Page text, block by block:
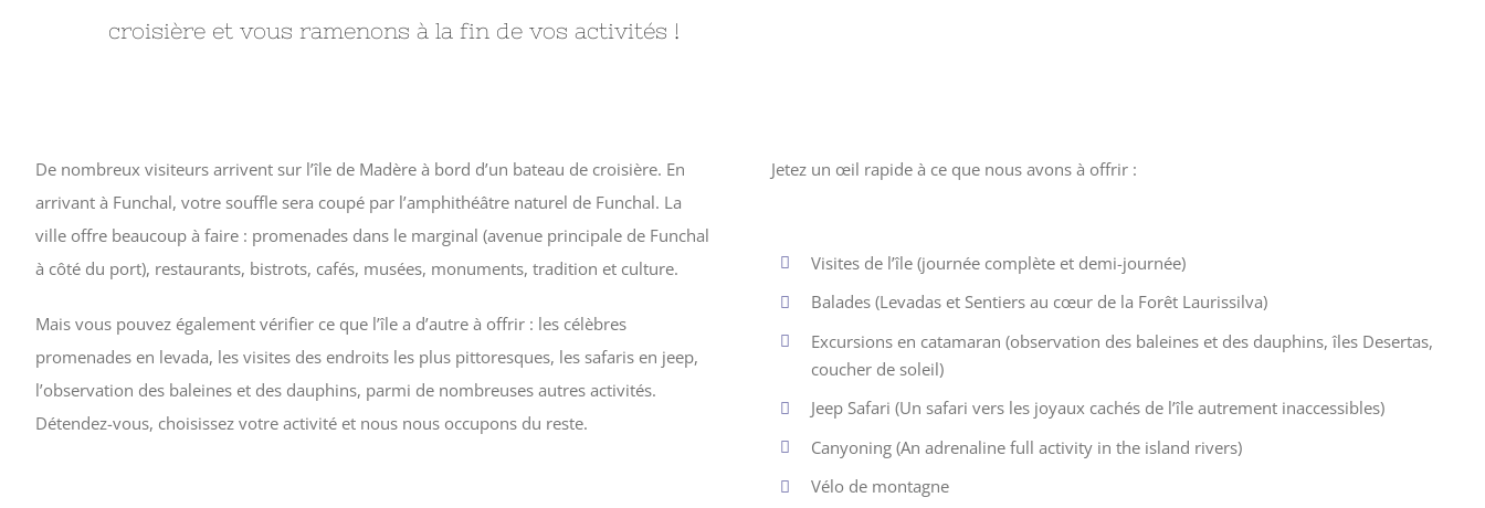
croisière et vous ramenons à la fin de vos activités !
De nombreux visiteurs arrivent sur l’île de Madère à bord d’un bateau de croisière. En
arrivant à Funchal, votre souffle sera coupé par l’amphithéâtre naturel de Funchal. La
ville offre beaucoup à faire : promenades dans le marginal (avenue principale de Funchal
à côté du port), restaurants, bistrots, cafés, musées, monuments, tradition et culture.
Mais vous pouvez également vérifier ce que l’île a d’autre à offrir : les célèbres
promenades en levada, les visites des endroits les plus pittoresques, les safaris en jeep,
l’observation des baleines et des dauphins, parmi de nombreuses autres activités.
Détendez-vous, choisissez votre activité et nous nous occupons du reste.
Jetez un œil rapide à ce que nous avons à offrir :
Visites de l’île (journée complète et demi-journée)
Balades (Levadas et Sentiers au cœur de la Forêt Laurissilva)
Excursions en catamaran (observation des baleines et des dauphins, îles Desertas,
coucher de soleil)
Jeep Safari (Un safari vers les joyaux cachés de l’île autrement inaccessibles)
Canyoning (An adrenaline full activity in the island rivers)
Vélo de montagne